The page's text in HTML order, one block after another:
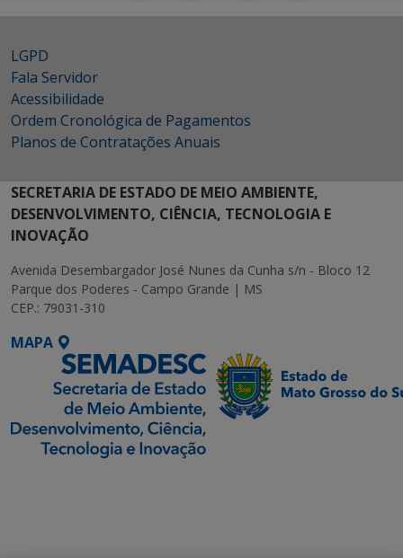
LGPD
Fala Servidor
Acessibilidade
Ordem Cronológica de Pagamentos
Planos de Contratações Anuais
SECRETARIA DE ESTADO DE MEIO AMBIENTE,
DESENVOLVIMENTO, CIÊNCIA, TECNOLOGIA E
INOVAÇÃO
Avenida Desembargador José Nunes da Cunha s/n - Bloco 12
Parque dos Poderes - Campo Grande | MS
CEP.: 79031-310
MAPA